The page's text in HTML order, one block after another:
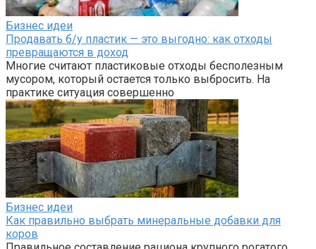
Бизнес идеи
Продавать б/у пластик — это выгодно: как отходы
превращаются в доход
Многие считают пластиковые отходы бесполезным
мусором, который остается только выбросить. На
практике ситуация совершенно
Бизнес идеи
Как правильно выбрать минеральные добавки для
коров